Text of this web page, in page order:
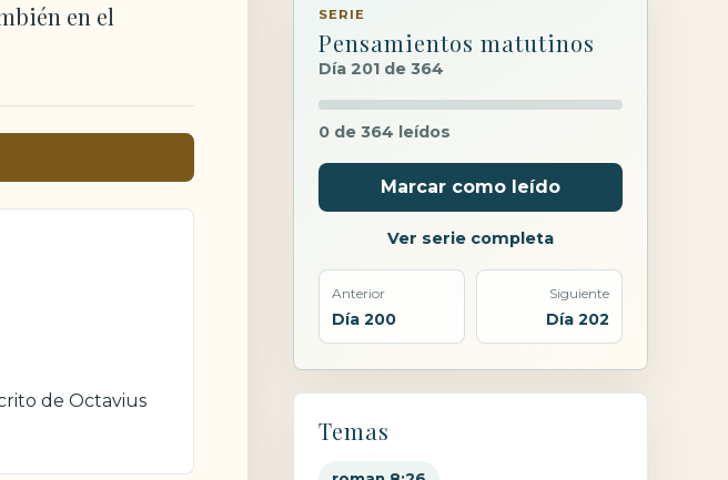
en el
de Octavius
SERIE
Pensamientos matutinos
Día 201 de 364
0 de 364 leídos
Marcar como leído
Ver serie completa
Anterior
Día 200
Siguiente
Día 202
Temas